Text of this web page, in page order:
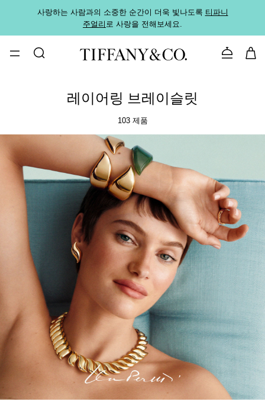
사랑하는 사람과의 소중한 순간이 더욱 빛나도록 티파니
주얼리로 사랑을 전해보세요.
문의하기
레이어링 브레이슬릿
103 제품